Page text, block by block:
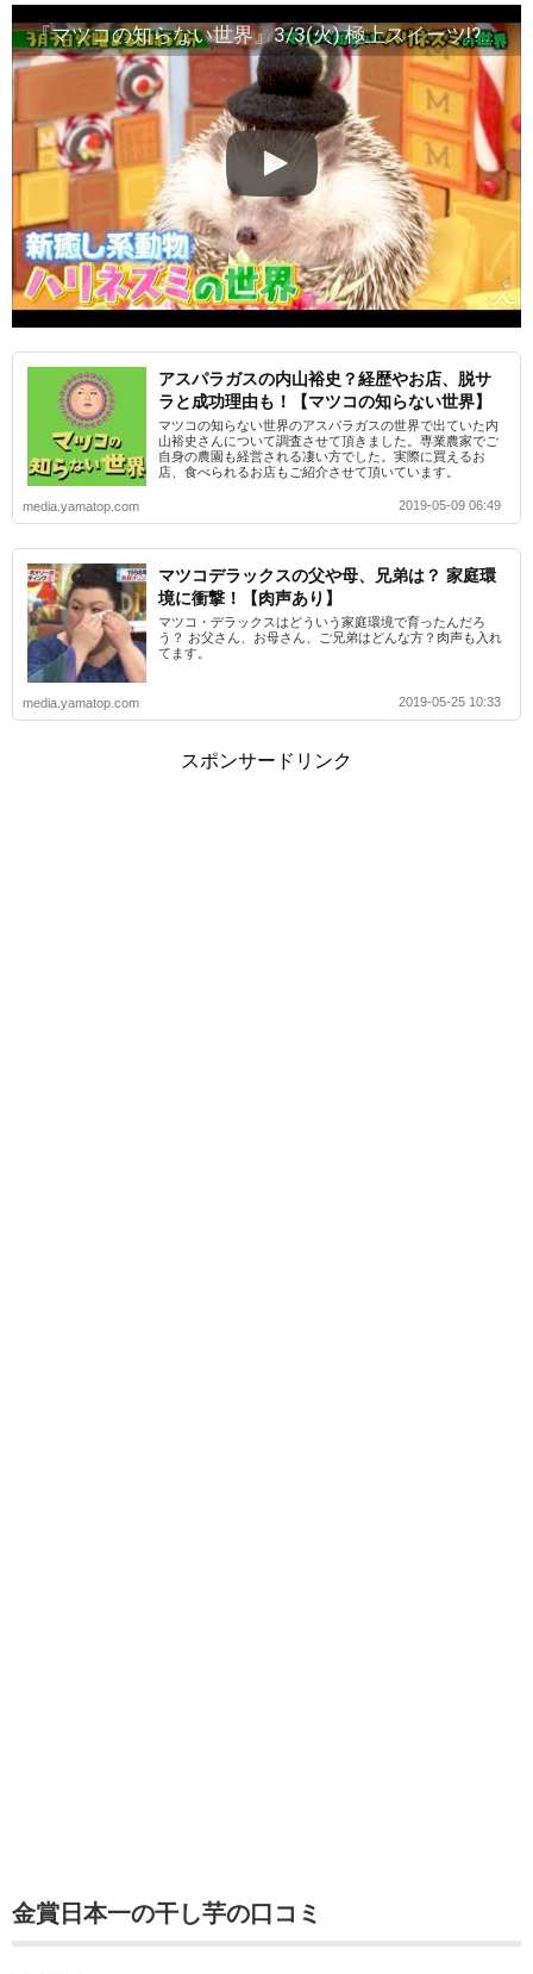
『マツコの知らない世界』3/3(火) 極上スイーツ!?｢干し芋の世界｣＆新癒し系動物｢ハリネズミの世界｣【TBS】
アスパラガスの内山裕史？経歴やお店、脱サ
ラと成功理由も！【マツコの知らない世界】
マツコの知らない世界のアスパラガスの世界で出ていた内
山裕史さんについて調査させて頂きました。専業農家でご
自身の農園も経営される凄い方でした。実際に買えるお
店、食べられるお店もご紹介させて頂いています。
media.yamatop.com 2019-05-09 06:49
マツコデラックスの父や母、兄弟は？ 家庭環
境に衝撃！【肉声あり】
マツコ・デラックスはどういう家庭環境で育ったんだろ
う？ お父さん、お母さん、ご兄弟はどんな方？肉声も入れ
てます。
media.yamatop.com 2019-05-25 10:33
スポンサードリンク
金賞日本一の干し芋の口コミ